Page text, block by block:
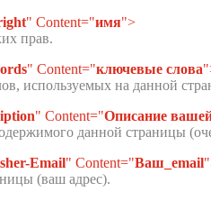
" Content="имя">
прав.
" Content="ключевые слова
используемых на данной
" Content="Описание
данной страницы
Email" Content="Ваш_email
(ваш адрес).